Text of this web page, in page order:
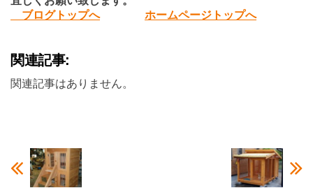
ブログトップへ
ホームページトップへ
関連記事:
関連記事はありません。